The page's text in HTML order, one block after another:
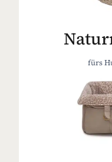
fürs